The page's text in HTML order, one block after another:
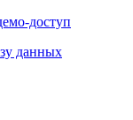
доступ
данных